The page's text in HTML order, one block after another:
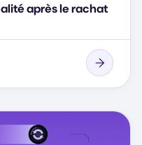
après le rachat